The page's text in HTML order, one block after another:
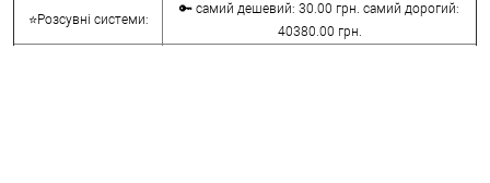
⭐Розсувні системи:
🔑 самий дешевий: 30.00 грн. самий дорогий:
40380.00 грн.